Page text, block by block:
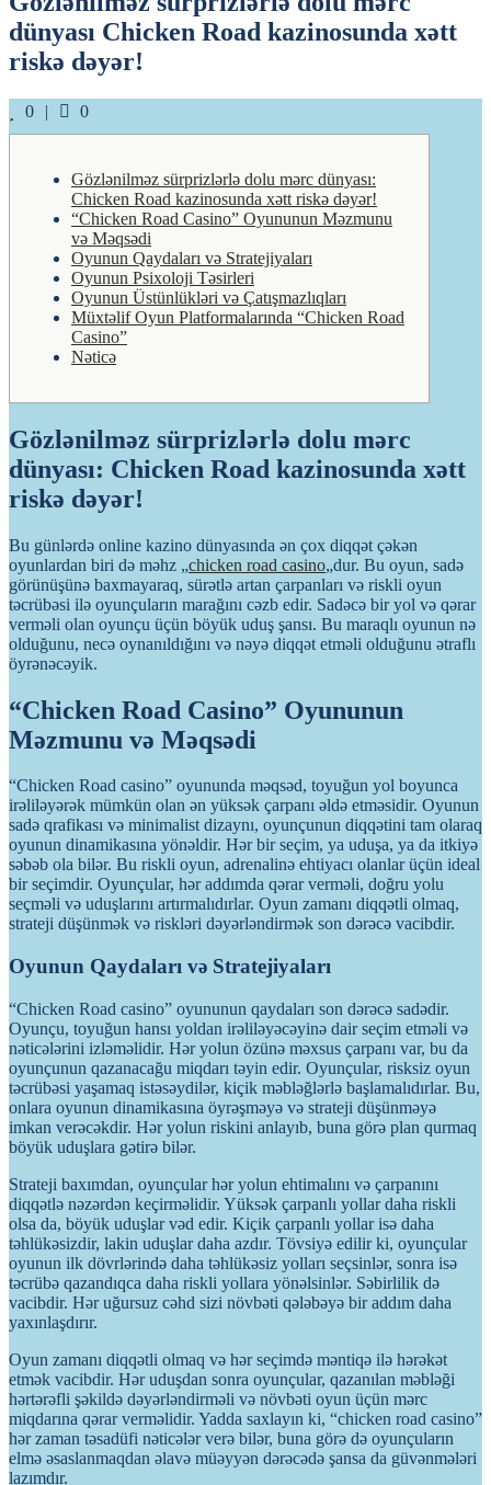
dünyası Chicken Road kazinosunda xətt
riskə dəyər!
Likes
0 Comments
0
Gözlənilməz sürprizlərlə dolu mərc dünyası:
Chicken Road kazinosunda xətt riskə dəyər!
“Chicken Road Casino” Oyununun Məzmunu
və Məqsədi
Oyunun Qaydaları və Stratejiyaları
Oyunun Psixoloji Təsirleri
Oyunun Üstünlükləri və Çatışmazlıqları
Müxtəlif Oyun Platformalarında “Chicken Road
Casino”
Nəticə
Gözlənilməz sürprizlərlə dolu mərc
dünyası: Chicken Road kazinosunda xətt
riskə dəyər!
Bu günlərdə online kazino dünyasında ən çox diqqət çəkən
oyunlardan biri də məhz „chicken road casino„dur. Bu oyun, sadə
görünüşünə baxmayaraq, sürətlə artan çarpanları və riskli oyun
təcrübəsi ilə oyunçuların marağını cəzb edir. Sadəcə bir yol və qərar
verməli olan oyunçu üçün böyük uduş şansı. Bu maraqlı oyunun nə
olduğunu, necə oynanıldığını və nəyə diqqət etməli olduğunu ətraflı
öyrənəcəyik.
“Chicken Road Casino” Oyununun
Məzmunu və Məqsədi
“Chicken Road casino” oyununda məqsəd, toyuğun yol boyunca
irəliləyərək mümkün olan ən yüksək çarpanı əldə etməsidir. Oyunun
sadə qrafikası və minimalist dizaynı, oyunçunun diqqətini tam olaraq
oyunun dinamikasına yönəldir. Hər bir seçim, ya uduşa, ya da itkiyə
səbəb ola bilər. Bu riskli oyun, adrenalinə ehtiyacı olanlar üçün ideal
bir seçimdir. Oyunçular, hər addımda qərar verməli, doğru yolu
seçməli və uduşlarını artırmalıdırlar. Oyun zamanı diqqətli olmaq,
strateji düşünmək və riskləri dəyərləndirmək son dərəcə vacibdir.
Oyunun Qaydaları və Stratejiyaları
“Chicken Road casino” oyununun qaydaları son dərəcə sadədir.
Oyunçu, toyuğun hansı yoldan irəliləyəcəyinə dair seçim etməli və
nəticələrini izləməlidir. Hər yolun özünə məxsus çarpanı var, bu da
oyunçunun qazanacağu miqdarı təyin edir. Oyunçular, risksiz oyun
təcrübəsi yaşamaq istəsəydilər, kiçik məbləğlərlə başlamalıdırlar. Bu,
onlara oyunun dinamikasına öyrəşməyə və strateji düşünməyə
imkan verəcəkdir. Hər yolun riskini anlayıb, buna görə plan qurmaq
böyük uduşlara gətirə bilər.
Strateji baxımdan, oyunçular hər yolun ehtimalını və çarpanını
diqqətlə nəzərdən keçirməlidir. Yüksək çarpanlı yollar daha riskli
olsa da, böyük uduşlar vəd edir. Kiçik çarpanlı yollar isə daha
təhlükəsizdir, lakin uduşlar daha azdır. Tövsiyə edilir ki, oyunçular
oyunun ilk dövrlərində daha təhlükəsiz yolları seçsinlər, sonra isə
təcrübə qazandıqca daha riskli yollara yönəlsinlər. Səbirlilik də
vacibdir. Hər uğursuz cəhd sizi növbəti qələbəyə bir addım daha
yaxınlaşdırır.
Oyun zamanı diqqətli olmaq və hər seçimdə məntiqə ilə hərəkət
etmək vacibdir. Hər uduşdan sonra oyunçular, qazanılan məbləği
hərtərəfli şəkildə dəyərləndirməli və növbəti oyun üçün mərc
miqdarına qərar verməlidir. Yadda saxlayın ki, “chicken road casino”
hər zaman təsadüfi nəticələr verə bilər, buna görə də oyunçuların
elmə əsaslanmaqdan əlavə müəyyən dərəcədə şansa da güvənmələri
lazımdır.